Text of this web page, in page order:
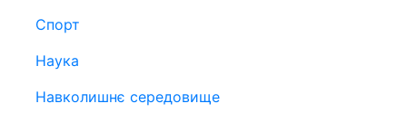
Спорт
Наука
Навколишнє середовище